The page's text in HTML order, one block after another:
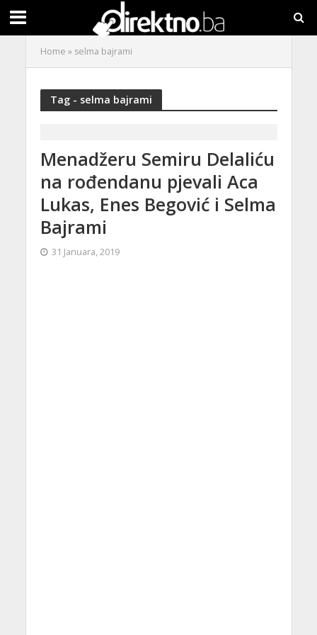
Home » selma bajrami
Tag - selma bajrami
Menadžeru Semiru Delaliću
na rođendanu pjevali Aca
Lukas, Enes Begović i Selma
Bajrami
31 Januara, 2019